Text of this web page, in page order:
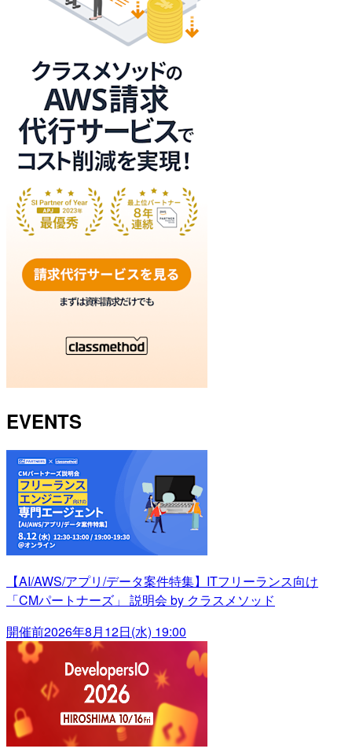
EVENTS
【AI/AWS/アプリ/データ案件特集】ITフリーランス向け
「CMパートナーズ」 説明会 by クラスメソッド
開催前2026年8月12日(水) 19:00